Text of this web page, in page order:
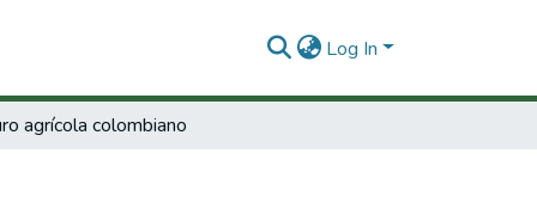
Log In
agrícola colombiano